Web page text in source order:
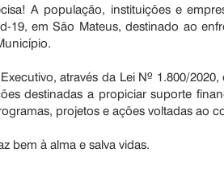
A população, instituições e
19, em São Mateus, destinado ao
através da Lei Nº 1.800/
destinadas a propiciar suporte
projetos e ações voltadas ao
bem à alma e salva vidas.